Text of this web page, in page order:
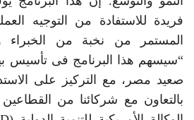
فريدة للاستفادة من التوجيه
المستمر من نخبة من الخبراء
“سيسهم هذا البرنامج فى تأسيس
صعيد مصر، مع التركيز على
بالتعاون مع شركائنا من